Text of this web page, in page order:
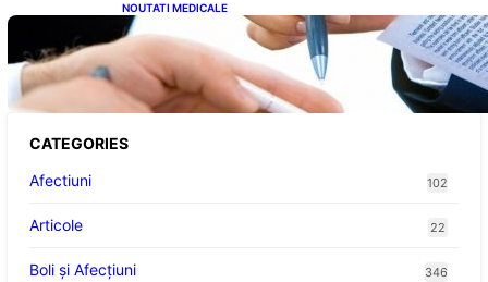
NOUTATI MEDICALE
Acordul României cu Banca Mondială: O
Analiză Detaliată a Împrumutului și
Condițiilor Impuse
CATEGORIES
Afectiuni
102
Articole 22
Boli și Afecțiuni 346